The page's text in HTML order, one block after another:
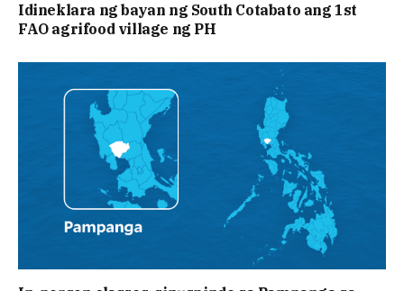
Idineklara ng bayan ng South Cotabato ang 1st
FAO agrifood village ng PH